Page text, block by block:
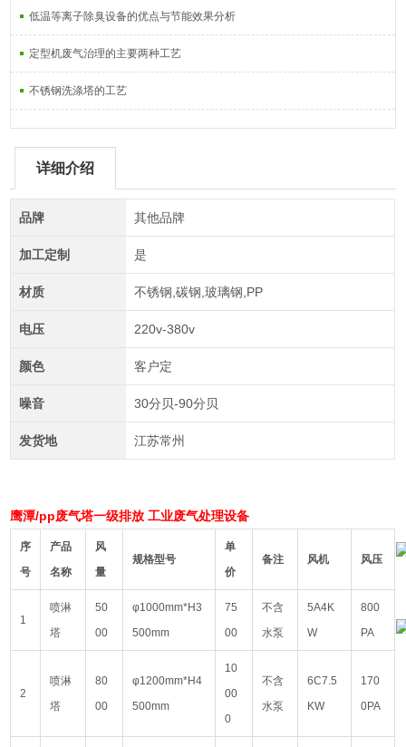
低温等离子除臭设备的优点与节能效果分析
定型机废气治理的主要两种工艺
不锈钢洗涤塔的工艺
详细介绍
品牌 其他品牌
加工定制 是
材质 不锈钢,碳钢,玻璃钢,PP
电压 220v-380v
颜色 客户定
噪音 30分贝-90分贝
发货地 江苏常州
鹰潭/pp废气塔一级排放 工业废气处理设备
序
号
产品
名称
风
量
规格型号
单
价
备注 风机 风压
1
喷淋
塔
50
00
φ1000mm*H3
500mm
75
00
不含
水泵
5A4K
W
800
PA
2
喷淋
塔
80
00
φ1200mm*H4
500mm
10
00
0
不含
水泵
6C7.5
KW
170
0PA